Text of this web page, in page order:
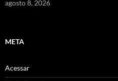
agosto 8, 2026
META
Acessar